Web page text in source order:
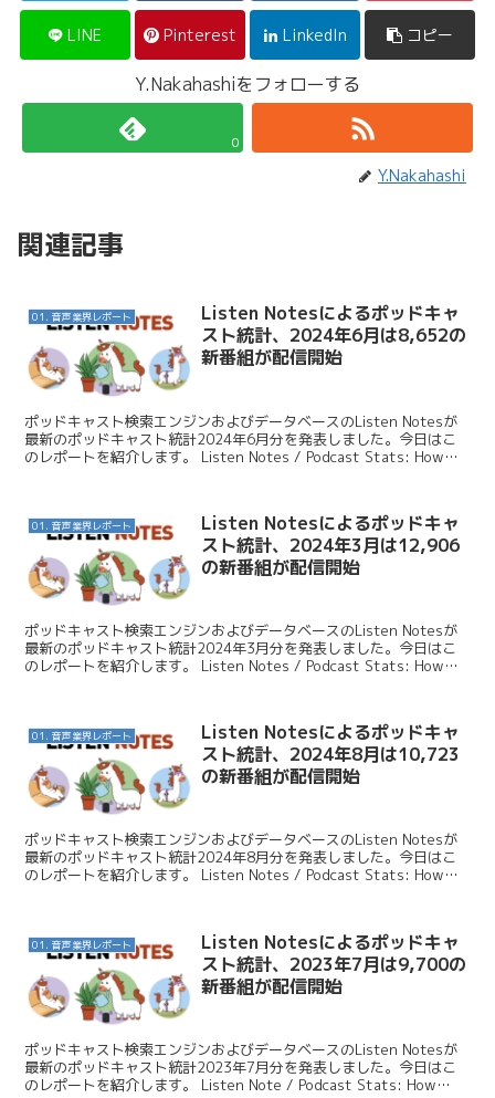
LINE Pinterest LinkedIn コピー
Y.Nakahashiをフォローする
0
Y.Nakahashi
関連記事
01. 音声業界レポート
Listen Notesによるポッドキャ
スト統計、2024年6月は8,652の
新番組が配信開始
ポッドキャスト検索エンジンおよびデータベースのListen Notesが
最新のポッドキャスト統計2024年6月分を発表しました。今日はこ
のレポートを紹介します。 Listen Notes / Podcast Stats: How
01. 音声業界レポート
Listen Notesによるポッドキャ
スト統計、2024年3月は12,906
の新番組が配信開始
ポッドキャスト検索エンジンおよびデータベースのListen Notesが
最新のポッドキャスト統計2024年3月分を発表しました。今日はこ
のレポートを紹介します。 Listen Notes / Podcast Stats: How
01. 音声業界レポート
Listen Notesによるポッドキャ
スト統計、2024年8月は10,723
の新番組が配信開始
ポッドキャスト検索エンジンおよびデータベースのListen Notesが
最新のポッドキャスト統計2024年8月分を発表しました。今日はこ
のレポートを紹介します。 Listen Notes / Podcast Stats: How
01. 音声業界レポート
Listen Notesによるポッドキャ
スト統計、2023年7月は9,700の
新番組が配信開始
ポッドキャスト検索エンジンおよびデータベースのListen Notesが
最新のポッドキャスト統計2023年7月分を発表しました。今日はこ
のレポートを紹介します。 Listen Note / Podcast Stats: How